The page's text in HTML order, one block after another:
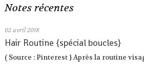
Notes récentes
02 avril 2018
Hair Routine {spécial boucles}
( Source : Pinterest } Après la routine